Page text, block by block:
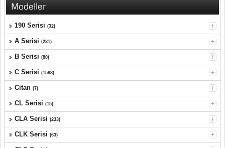
Modeller
190 Serisi (32)
A Serisi (231)
B Serisi (80)
C Serisi (1588)
Citan (7)
CL Serisi (15)
CLA Serisi (233)
CLK Serisi (63)